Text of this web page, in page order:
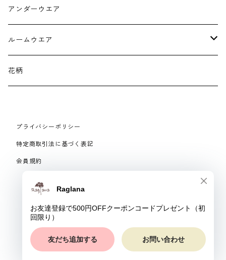
つけ襟
イヤリング・ピアス
ネックレス・ブローチ
手袋、ハンドカバー
スマートフォンケース、バッグ
アンダーウエア
ルームウエア
パジャマ
花柄
プライバシーポリシー
特定商取引法に基づく表記
会員規約